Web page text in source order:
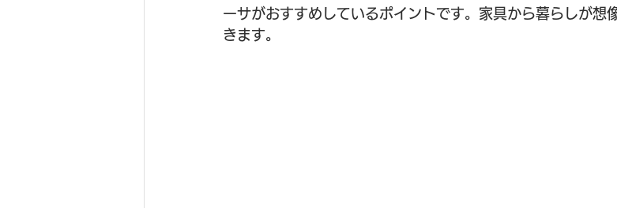
ーサがおすすめしているポイントです。家具から暮らしが想
きます。